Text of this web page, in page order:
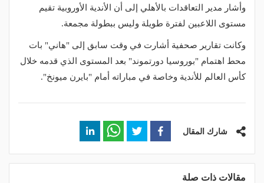
وأشار مدير التعاقدات بالأهلي إلى أن الأندية الأوروبية تقيم
مستوى اللاعبين لفترة طويلة وليس ببطولة مجمعة.
وكانت تقارير صحفية أشارت في وقت سابق إلى "هاني" بات
محط اهتمام "بوروسيا دورتموند" بعد المستوى الذي قدمه خلال
كأس العالم للأندية وخاصة في مباراته أمام "بايرن ميونخ".
شارك المقال
مقالات ذات صلة